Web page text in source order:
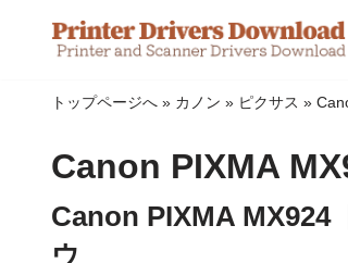
トップページへ » カノン » ピクサス »
Canon PIXMA
Canon PIXMA MX924
ウ